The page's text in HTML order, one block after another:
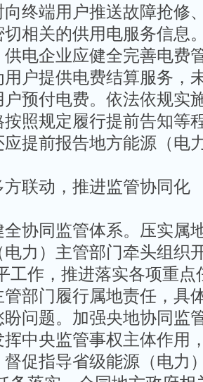
向终端用户推送故障抢修
相关的供用电服务信息
电企业应健全完善电费
用户提供电费结算服务，
预付电费。依法依规实
照规定履行提前告知等
提前报告地方能源（电
方联动，推进监管协同化
全协同监管体系。压实属
力）主管部门牵头组织
工作，推进落实各项重
管部门履行属地责任，具
盼问题。加强央地协同监
中央监管事权主体作用
督促指导省级能源（电力